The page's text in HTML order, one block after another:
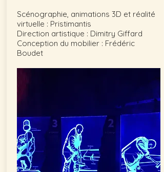
Scénographie, animations 3D et réalité
virtuelle : Pristimantis
Direction artistique : Dimitry Giffard
Conception du mobilier : Frédéric
Boudet